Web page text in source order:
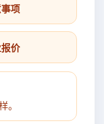
项
价
。